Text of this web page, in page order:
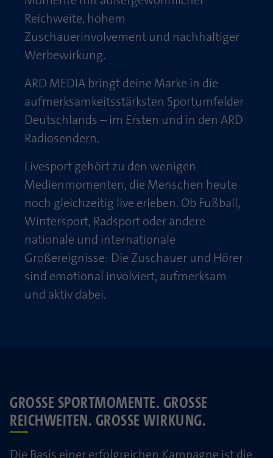
Reichweite, hohem
Zuschauerinvolvement und nachhaltiger
Werbewirkung.
ARD MEDIA bringt deine Marke in die
aufmerksamkeitsstärksten Sportumfelder
Deutschlands – im Ersten und in den ARD
Radiosendern.
Livesport gehört zu den wenigen
Medienmomenten, die Menschen heute
noch gleichzeitig live erleben. Ob Fußball,
Wintersport, Radsport oder andere
nationale und internationale
Großereignisse: Die Zuschauer und Hörer
sind emotional involviert, aufmerksam
und aktiv dabei.
GROSSE SPORTMOMENTE. GROSSE RE
ICHWEITEN. GROSSE WIRKUNG.
Die Basis einer erfolgreichen Kampagne ist die
Zweck PHPs Standard Sitzungs Identifikation
Laufzeit
Cookie von AT INTERNET zur Steuerung der
erweiterten Script- und Ereignisbehandlung